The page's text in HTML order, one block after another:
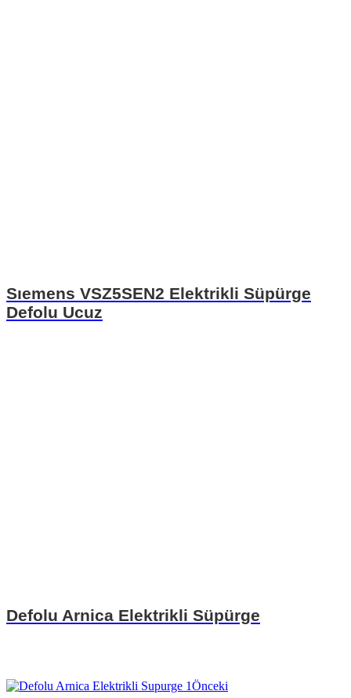
Sıemens VSZ5SEN2 Elektrikli Süpürge
Defolu Ucuz
Defolu Arnica Elektrikli Süpürge
Önceki